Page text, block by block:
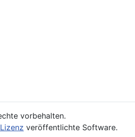
vorbehalten.
veröffentlichte Software.